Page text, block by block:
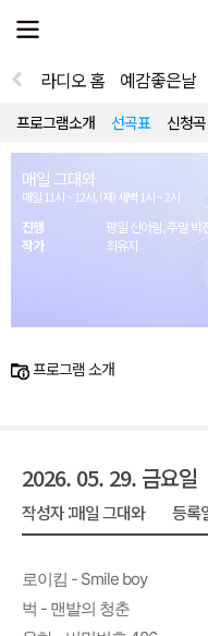
전
체
뉴
열
라디오 홈 예감좋은날
프로그램소개 선곡표 신청곡
매일 그대와
매일 11시 ~ 12시, (재) 새벽 1시 ~ 2시
진행
평일 신아림, 주말 박
작가
최유지
프로그램 소개
2026. 05. 29. 금요일
작성자 :매일 그대와 등록
로이킴 - Smile boy
벅 - 맨발의 청춘